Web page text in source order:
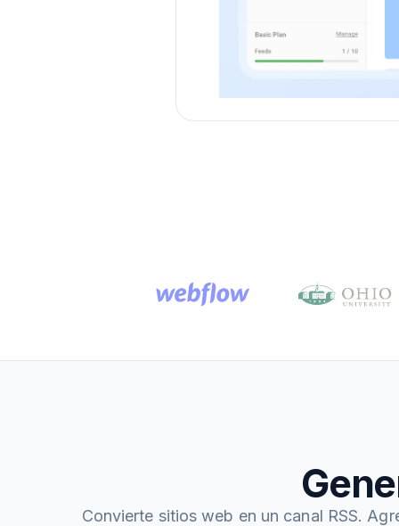
Convierte sitios web en un canal RSS.